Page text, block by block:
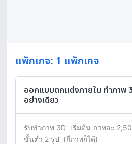
แพ็กเกจ: 1 แพ็กเกจ
ออกแบบตกแต่งภายใน ทำภาพ
อย่างเดียว
รับทำภาพ 3D  เริ่มต้น ภาพละ
ขั้นต่ำ 2 รูป  (กี่ภาพก็ได้)